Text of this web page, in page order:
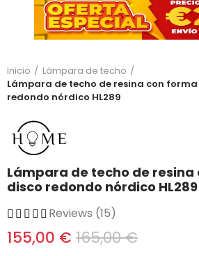
Inicio
Lámpara de techo
Lámpara de techo de resina con
redondo nórdico HL289
Lámpara de techo de resina
disco redondo nórdico HL289
Reviews (15)
155,00 € 165,00 €